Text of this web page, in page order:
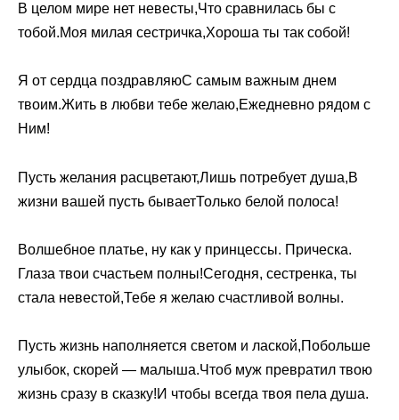
В целом мире нет невесты,Что сравнилась бы с
тобой.Моя милая сестричка,Хороша ты так собой!
Я от сердца поздравляюС самым важным днем
твоим.Жить в любви тебе желаю,Ежедневно рядом с
Ним!
Пусть желания расцветают,Лишь потребует душа,В
жизни вашей пусть бываетТолько белой полоса!
Волшебное платье, ну как у принцессы. Прическа.
Глаза твои счастьем полны!Сегодня, сестренка, ты
стала невестой,Тебе я желаю счастливой волны.
Пусть жизнь наполняется светом и лаской,Побольше
улыбок, скорей — малыша.Чтоб муж превратил твою
жизнь сразу в сказку!И чтобы всегда твоя пела душа.